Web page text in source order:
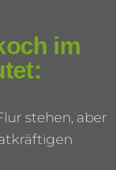
im
stehen, aber